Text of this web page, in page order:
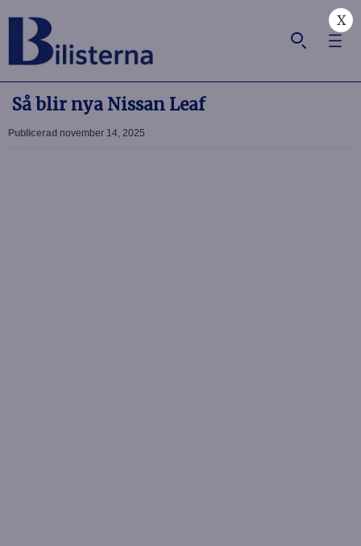
X
Så blir nya Nissan Leaf
Publicerad november 14, 2025